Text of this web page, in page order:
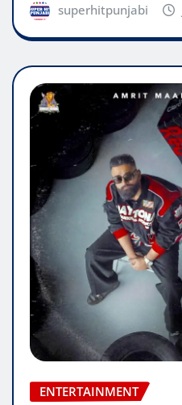
superhitpunjabi
ENTERTAINMENT